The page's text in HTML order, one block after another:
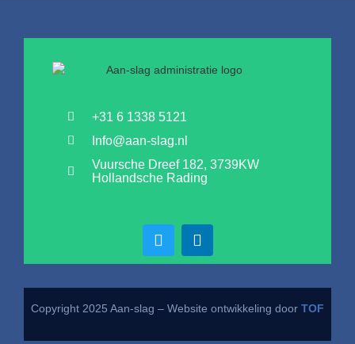
+31 6 1338 5121
Info@aan-slag.nl
Vuursche Dreef 182, 3739KW
Hollandsche Rading
Copyright 2025 Aan-slag – Website ontwikkeling door TOF